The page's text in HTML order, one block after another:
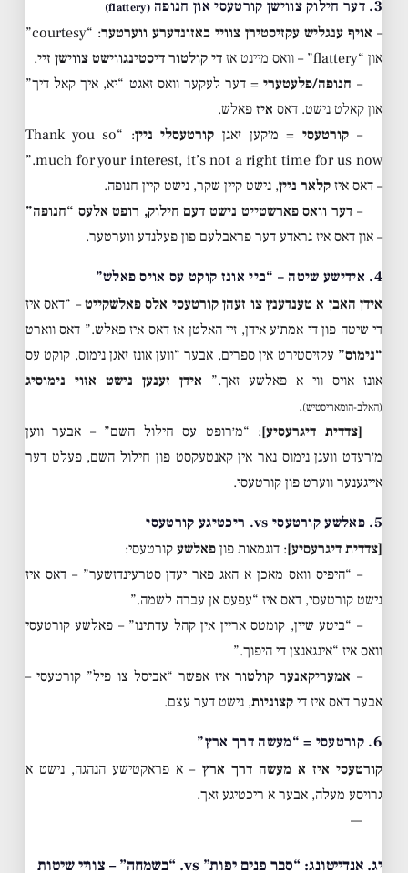
3. דער חילוק צווישן קורטעסי און חנופה (flattery)
– אויף ענגליש עקזיסטירן צוויי באזונדערע ווערטער
: “courtesy”
און “flattery” – וואס מיינט אז
די קולטור דיסטינגווישט צווישן זיי.
– חנופה/פלעטערי= דער לעקער וואס זאגט “יא, איך קאל דיך”
און קאלט נישט. דאס איז פאלש.
– קורטעסי = מ׳קען זאגן קורטעסלי ניין
: “Thank you so
much for your interest, it’s not a right time for us now.”
– דאס איז קלאר ניין, נישט קיין שקר, נישט קיין חנופה.
– דער וואס פארשטייט נישט דעם חילוק, רופט אלעס “חנופה”
– און דאס איז גראדע דער פראבלעם פון פעלנדע ווערטער.
4. אידישע שיטה – “ביי אונז קוקט עס אויס פאלש”
אידן האבן א טענדענץ צו זעהן קורטעסי אלס פאלשקייט– “דאס איז
די שיטה פון די אמת׳ע אידן, זיי האלטן אז דאס איז פאלש.” דאס ווארט
“נימוס” עקזיסטירט אין ספרים, אבער “ווען אונז זאגן נימוס, קוקט עס
אונז אויס ווי א פאלשע זאך.” אידן זענען נישט אזוי נימוסיג
(האלב-הומאריסטיש).
[צדדית דיגרעסיע]: “מ׳רופט עס חילול השם” – אבער ווען
מ׳רעדט וועגן נימוס נאר אין קאנטעקסט פון חילול השם, פעלט דער
אייגענער ווערט פון קורטעסי.
5. פאלשע קורטעסי vs. ריכטיגע קורטעסי
[צדדית דיגרעסיע]: דוגמאות פון פאלשע קורטעסי:
– “היפיס וואס מאכן א האג פאר יעדן סטרעינדזשער” – דאס איז
נישט קורטעסי, דאס איז “עפעס אן עברה לשמה.”
– “ביטע שיין, קומטס אריין אין קהל עדתינו” – פאלשע קורטעסי
וואס איז “אינגאנצן די היפוך.”
– אמעריקאנער קולטוראיז אפשר “אביסל צו פיל” קורטעסי –
אבער דאס איז די קצוניות, נישט דער עצם.
6. קורטעסי = “מעשה דרך ארץ”
קורטעסי איז א מעשה דרך ארץ – א פראקטישע הנהגה, נישט א
גרויסע מעלה, אבער א ריכטיגע זאך.
—
יג. אנדייטונג: “סבר פנים יפות” vs. “בשמחה” – צוויי שיטות